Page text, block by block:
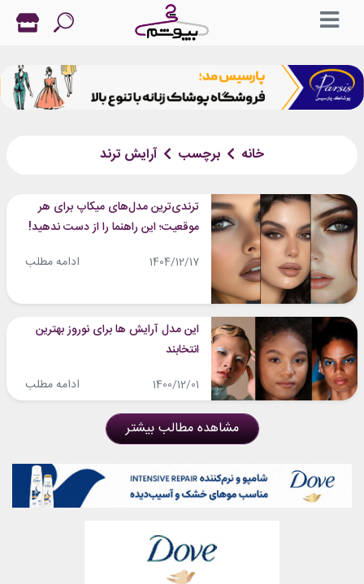
خانه برچسب آرایش ترند
ترندی‌ترین مدل‌های میکاپ برای هر
موقعیت؛ این راهنما را از دست ندهید!
1404/12/17 ادامه مطلب
این مدل آرایش ها برای نوروز بهترین
انتخابند
1400/12/01 ادامه مطلب
مشاهده مطالب بیشتر